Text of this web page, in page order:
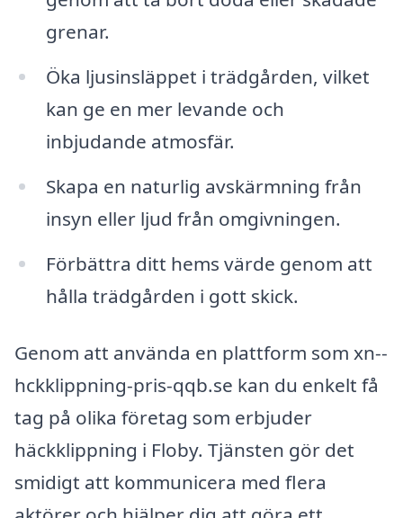
grenar.
Öka ljusinsläppet i trädgården, vilket
kan ge en mer levande och
inbjudande atmosfär.
Skapa en naturlig avskärmning från
insyn eller ljud från omgivningen.
Förbättra ditt hems värde genom att
hålla trädgården i gott skick.
Genom att använda en plattform som xn--
hckklippning-pris-qqb.se kan du enkelt få
tag på olika företag som erbjuder
häckklippning i Floby. Tjänsten gör det
smidigt att kommunicera med flera